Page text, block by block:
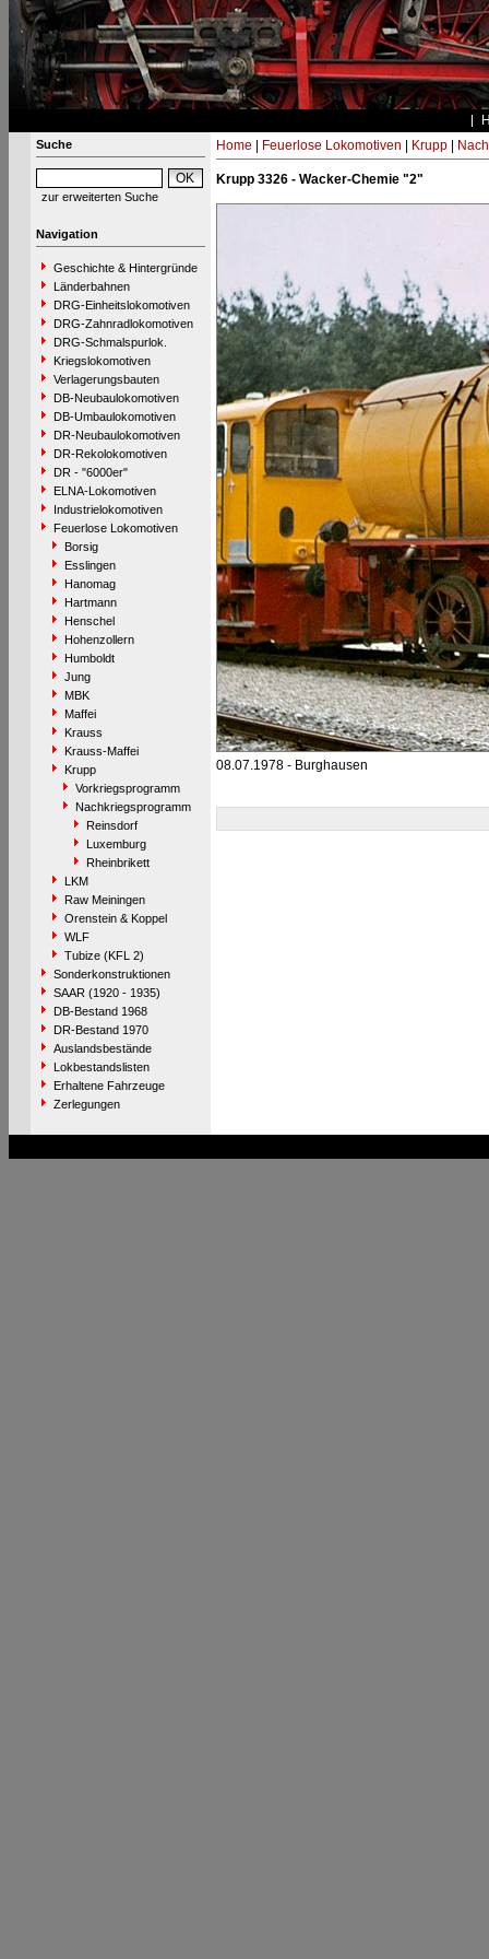
Suche
zur erweiterten Suche
Navigation
Geschichte & Hintergründe
Länderbahnen
DRG-Einheitslokomotiven
DRG-Zahnradlokomotiven
DRG-Schmalspurlok.
Kriegslokomotiven
Verlagerungsbauten
DB-Neubaulokomotiven
DB-Umbaulokomotiven
DR-Neubaulokomotiven
DR-Rekolokomotiven
DR - "6000er"
ELNA-Lokomotiven
Industrielokomotiven
Feuerlose Lokomotiven
Borsig
Esslingen
Hanomag
Hartmann
Henschel
Hohenzollern
Humboldt
Jung
MBK
Maffei
Krauss
Krauss-Maffei
Krupp
Vorkriegsprogramm
Nachkriegsprogramm
Reinsdorf
Luxemburg
Rheinbrikett
LKM
Raw Meiningen
Orenstein & Koppel
WLF
Tubize (KFL 2)
Sonderkonstruktionen
SAAR (1920 - 1935)
DB-Bestand 1968
DR-Bestand 1970
Auslandsbestände
Lokbestandslisten
Erhaltene Fahrzeuge
Zerlegungen
Home Feuerlose Lokomotiven Krupp|
Krupp 3326 - Wacker-Chemie "2"
08.07.1978 - Burghausen